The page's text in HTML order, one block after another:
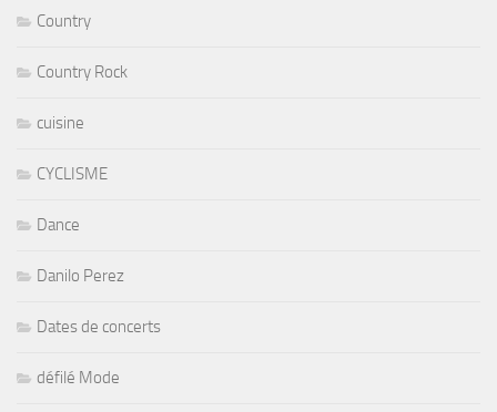
Country
Country Rock
cuisine
CYCLISME
Dance
Danilo Perez
Dates de concerts
défilé Mode